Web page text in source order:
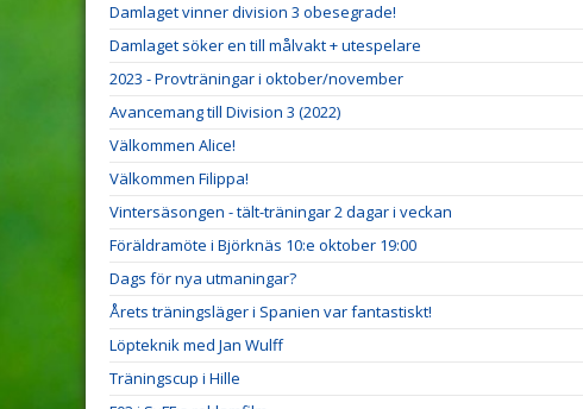
Damlaget vinner division 3 obesegrade!
Damlaget söker en till målvakt + utespelare
2023 - Provträningar i oktober/november
Avancemang till Division 3 (2022)
Välkommen Alice!
Välkommen Filippa!
Vintersäsongen - tält-träningar 2 dagar i veckan
Föräldramöte i Björknäs 10:e oktober 19:00
Dags för nya utmaningar?
Årets träningsläger i Spanien var fantastiskt!
Löpteknik med Jan Wulff
Träningscup i Hille